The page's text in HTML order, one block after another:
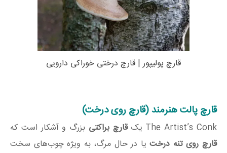
قارچ پولیپور | قارچ درختی خوراکی دارویی
قارچ پالت هنرمند (قارچ روی درخت)
The Artist’s Conk یک قارچ براکتی بزرگ و آشکار است که
قارچ روی تنه درختیا در حال مرگ، به ویژه چوب‌های سخت